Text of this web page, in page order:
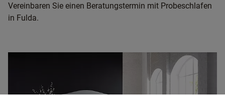
Vereinbaren Sie einen Beratungstermin mit Probeschlafen
in Fulda.